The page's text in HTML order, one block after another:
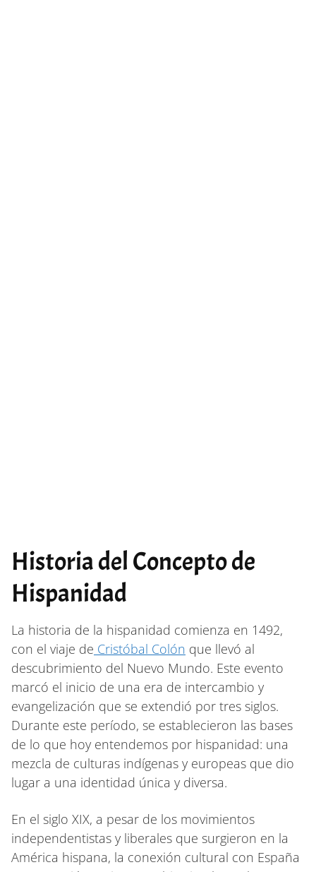
Historia del Concepto de
Hispanidad
La historia de la hispanidad comienza en 1492,
con el viaje de Cristóbal Colón que llevó al
descubrimiento del Nuevo Mundo. Este evento
marcó el inicio de una era de intercambio y
evangelización que se extendió por tres siglos.
Durante este período, se establecieron las bases
de lo que hoy entendemos por hispanidad: una
mezcla de culturas indígenas y europeas que dio
lugar a una identidad única y diversa.
En el siglo XIX, a pesar de los movimientos
independentistas y liberales que surgieron en la
América hispana, la conexión cultural con España